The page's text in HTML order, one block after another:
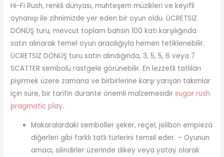
Hi-Fi Rush, renkli dünyası, muhteşem müzikleri ve keyifli
oynanışı ile zihnimizde yer eden bir oyun oldu. ÜCRETSİZ
DÖNÜŞ turu, mevcut toplam bahsin 100 katı karşılığında
satın alınarak temel oyun aracılığıyla hemen tetiklenebilir.
ÜCRETSİZ DÖNÜŞ turu satın alındığında, 3, 5, 5, 6 veya 7
SCATTER sembolü rastgele görünebilir. En lezzetli tatlıları
pişirmek üzere zamana ve birbirlerine karşı yarışan takımlar
için süre, bir tarifin durante önemli malzemesidir sugar rush
pragmatic play.
Makaralardaki semboller şeker, reçel, jelibon empieza
diğerleri gibi farklı tatlı türlerini temsil eder. – Oyunun
amacı, silindirler üzerinde dikey veya yatay olarak